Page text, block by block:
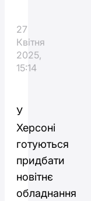
27
Квітня
2025,
15:14
У
Херсоні
готуються
придбати
новітнє
обладнання